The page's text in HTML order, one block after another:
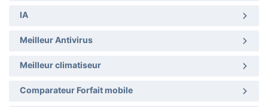
IA
Meilleur Antivirus
Meilleur climatiseur
Comparateur Forfait mobile